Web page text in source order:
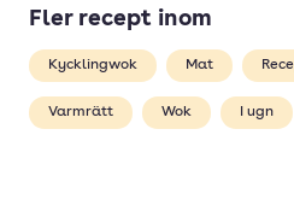
Fler recept inom
Kycklingwok Mat
Varmrätt Wok I ugn